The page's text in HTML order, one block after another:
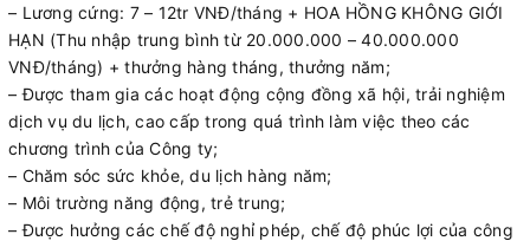
– Lương cứng: 7 – 12tr VNĐ/tháng + HOA HỒNG KHÔNG GIỚI
HẠN (Thu nhập trung bình từ 20.000.000 – 40.000.000
VNĐ/tháng) + thưởng hàng tháng, thưởng năm;
– Được tham gia các hoạt động cộng đồng xã hội, trải nghiệm
dịch vụ du lịch, cao cấp trong quá trình làm việc theo các
chương trình của Công ty;
– Chăm sóc sức khỏe, du lịch hàng năm;
– Môi trường năng động, trẻ trung;
– Được hưởng các chế độ nghỉ phép, chế độ phúc lợi của công